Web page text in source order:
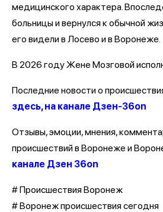
медицинского характера.
больницы и вернулся к обычной
его видели в Лосево и в Воронеже.
В 2026 году Жене Мозговой
Последние новости о
здесь, на канале Дзен-36on
Отзывы, эмоции, мнения,
происшествий в Воронеже и
канале Дзен 36on
# Происшествия Воронеж
# Воронеж происшествия сегодня